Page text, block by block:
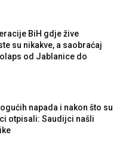
BiH gdje žive
su nikakve, a saobraćaj
od Jablanice do
napada i nakon što su
otpisali: Saudijci našli